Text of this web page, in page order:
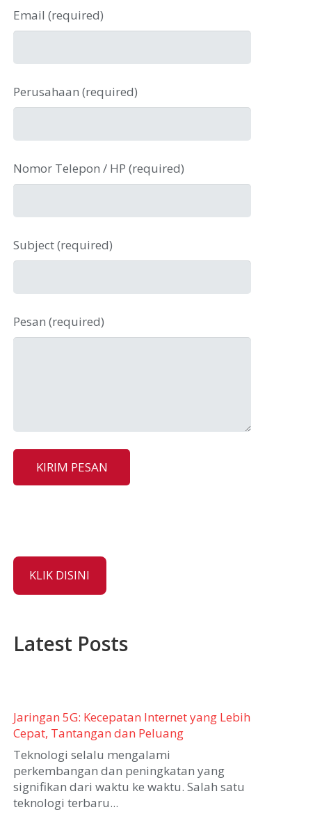
Email (required)
Perusahaan (required)
Nomor Telepon / HP (required)
Subject (required)
Pesan (required)
KLIK DISINI
Latest Posts
Jaringan 5G: Kecepatan Internet yang Lebih
Cepat, Tantangan dan Peluang
Teknologi selalu mengalami
perkembangan dan peningkatan yang
signifikan dari waktu ke waktu. Salah satu
teknologi terbaru...